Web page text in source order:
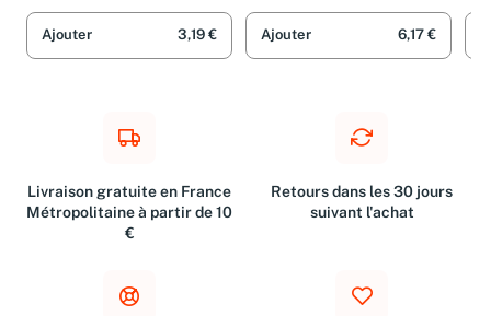
Ajouter 3,19 € Ajouter 6,17 €
Livraison gratuite en France
Métropolitaine à partir de 10
€
Retours dans les 30 jours
suivant l'achat